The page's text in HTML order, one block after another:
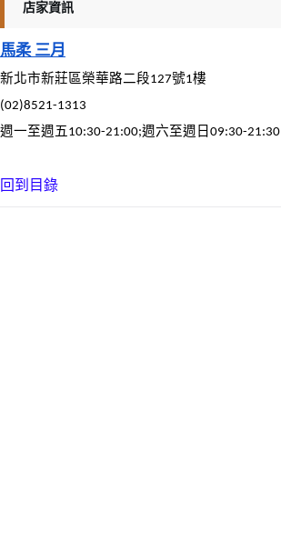
店家資訊
馬柔 三月
新北市新莊區榮華路二段127號1樓
(02)8521-1313
週一至週五10:30-21:00;週六至週日09:30-21:30
回到目錄